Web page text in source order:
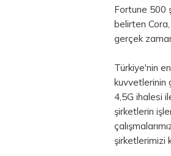
Fortune 500
belirten
gerçek
Türkiye'nin
kuvvetlerinin
4,5G ihalesi
şirketlerin
şirketlerimizi